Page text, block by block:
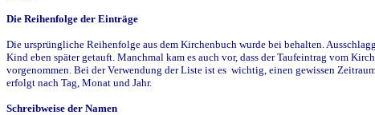
Die Reihenfolge der Einträge
Die ursprüngliche Reihenfolge aus dem Kirchenbuch wurde bei behalten.
Kind eben später getauft. Manchmal kam es auch vor, dass der Taufeintrag vom
vorgenommen. Bei der Verwendung der Liste ist es wichtig, einen gewissen
erfolgt nach Tag, Monat und Jahr.
Schreibweise der Namen